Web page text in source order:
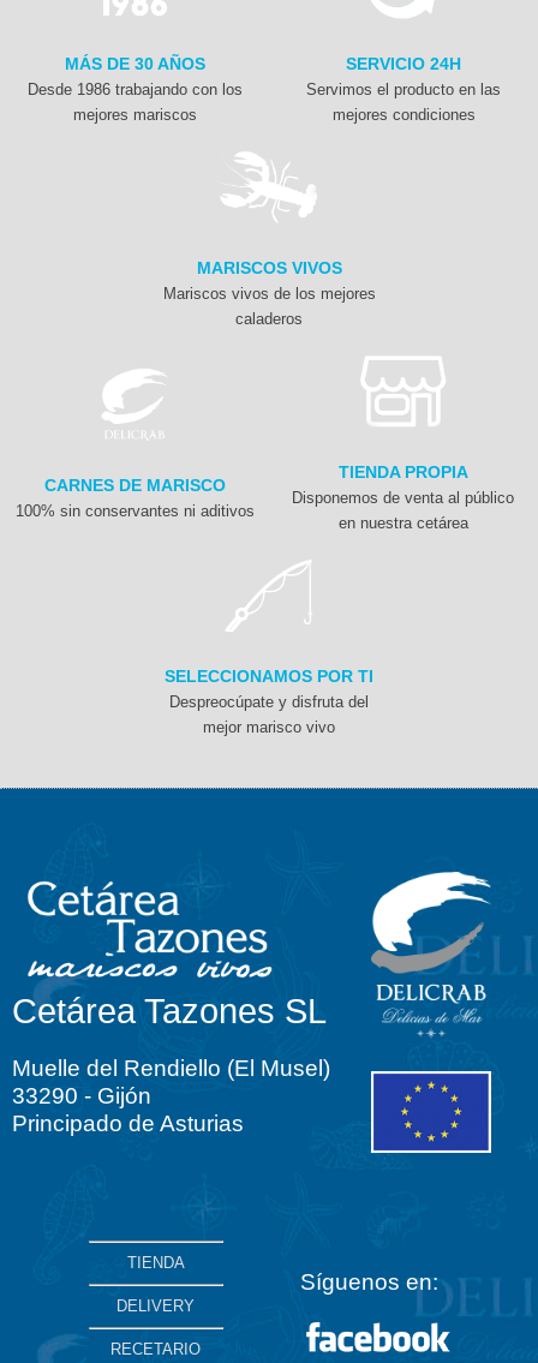
MÁS DE 30 AÑOS
Desde 1986 trabajando con los
mejores mariscos
SERVICIO 24H
Servimos el producto en las
mejores condiciones
MARISCOS VIVOS
Mariscos vivos de los mejores
caladeros
CARNES DE MARISCO
100% sin conservantes ni aditivos
TIENDA PROPIA
Disponemos de venta al público
en nuestra cetárea
SELECCIONAMOS POR TI
Despreocúpate y disfruta del
mejor marisco vivo
Cetárea Tazones SL
Muelle del Rendiello (El Musel)
33290 - Gijón
Principado de Asturias
TIENDA
DELIVERY
RECETARIO
Síguenos en: